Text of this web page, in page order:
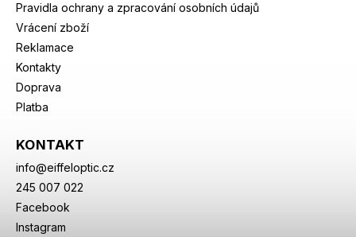
Pravidla ochrany a zpracování osobních údajů
Vrácení zboží
Reklamace
Kontakty
Doprava
Platba
KONTAKT
info@eiffeloptic.cz
245 007 022
Facebook
Instagram